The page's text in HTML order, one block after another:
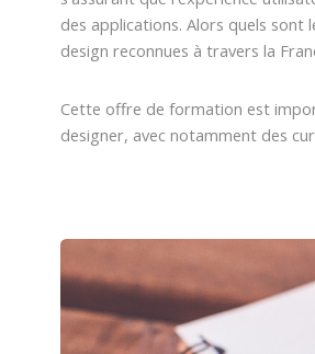
des applications. Alors quels
design reconnues à travers la
Cette offre de formation est
designer, avec notamment des